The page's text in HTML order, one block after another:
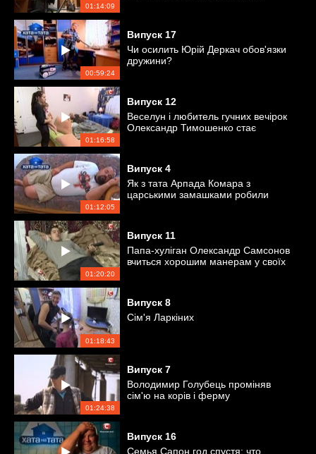
01:14:09
00:59:24
Випуск 17
Чи осилить Юрій Деркач обов'язки
дружини?
01:16:58
Випуск 12
Веселун і любитель гучних вечірок
Олександр Тимошенко стає
01:12:05
Випуск 4
Як з тата Арпада Комара з
царськими замашками робили
01:20:20
Випуск 11
Папа-хуліган Олександр Самсонов
вчиться хорошим манерам у своїх
01:18:43
Випуск 8
Сім'я Ларкіних
01:24:38
Випуск 7
Володимир Голубець проміняв
сім'ю на корів і ферму
Випуск 16
Семья Сапон год спустя: что